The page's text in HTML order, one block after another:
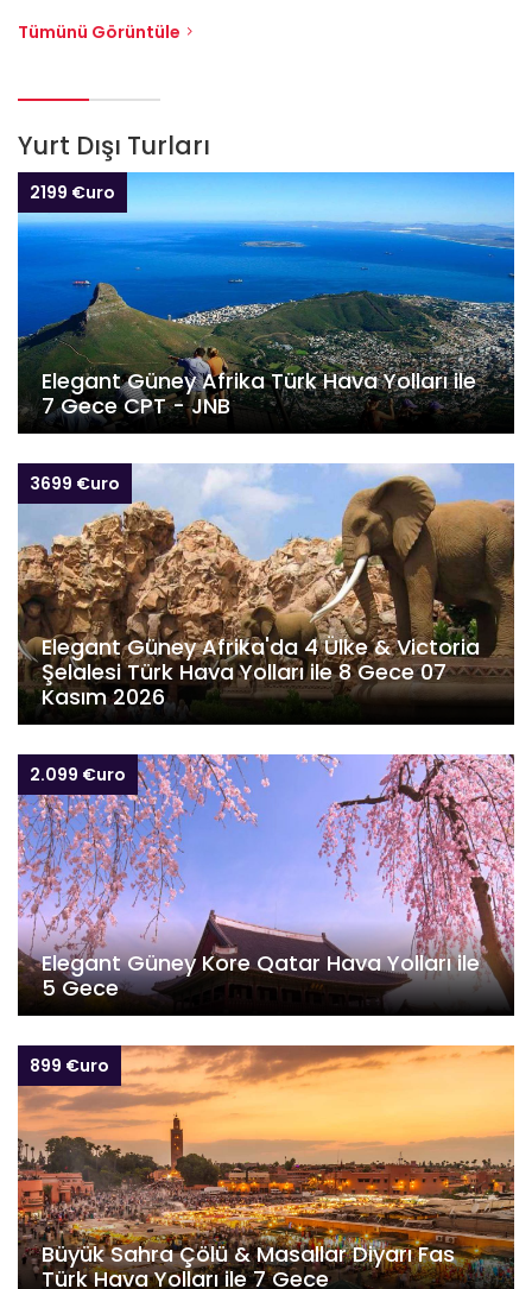
Tümünü Görüntüle
Yurt Dışı Turları
2199 €uro
Elegant Güney Afrika Türk Hava Yolları ile
7 Gece CPT - JNB
3699 €uro
Elegant Güney Afrika'da 4 Ülke & Victoria
Şelalesi Türk Hava Yolları ile 8 Gece 07
Kasım 2026
2.099 €uro
Elegant Güney Kore Qatar Hava Yolları ile
5 Gece
899 €uro
Büyük Sahra Çölü & Masallar Diyarı Fas
Türk Hava Yolları ile 7 Gece